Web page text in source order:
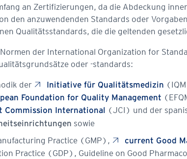
an Zertifizierungen, da die Abdeckung
den anzuwendenden Standards oder
Qualitätsstandards, die die geltenden
der International Organization for
oder -standards:
der Initiative für Qualitätsmedizin
Foundation for Quality Management
Commission International (JCI) und der
sowie
Practice (GMP),
current Good
Practice (GDP), Guideline on Good